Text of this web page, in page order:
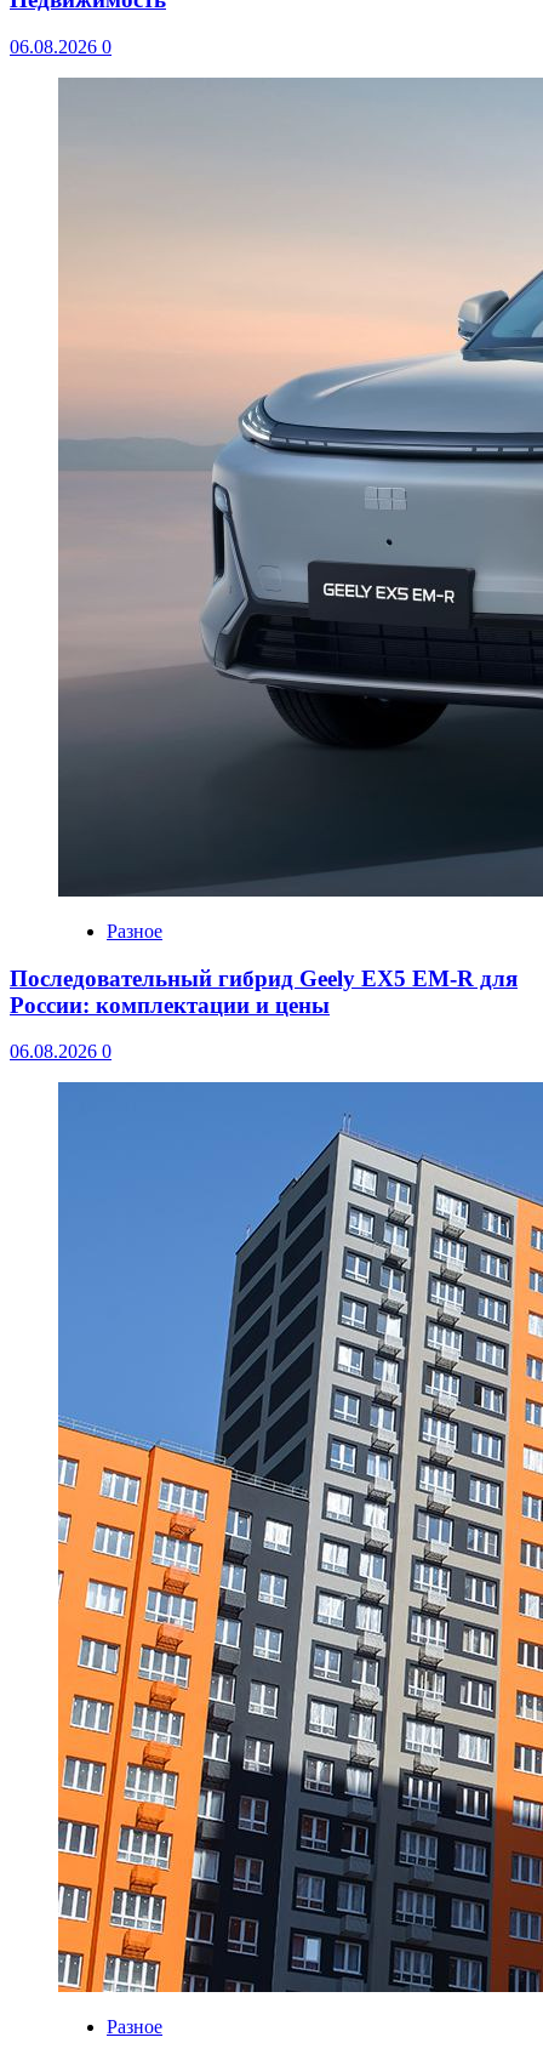
06.08.2026 0
Разное
Последовательный гибрид Geely EX5 EM-R для
России: комплектации и цены
06.08.2026 0
Разное